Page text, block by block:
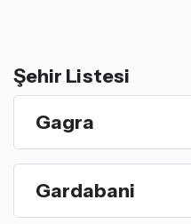
Şehir Listesi
Gagra
Gardabani